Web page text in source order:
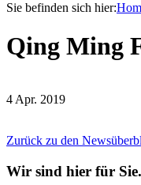
Sie befinden sich hier:
Qing Ming
4 Apr. 2019
Zurück zu den
Wir sind hier für